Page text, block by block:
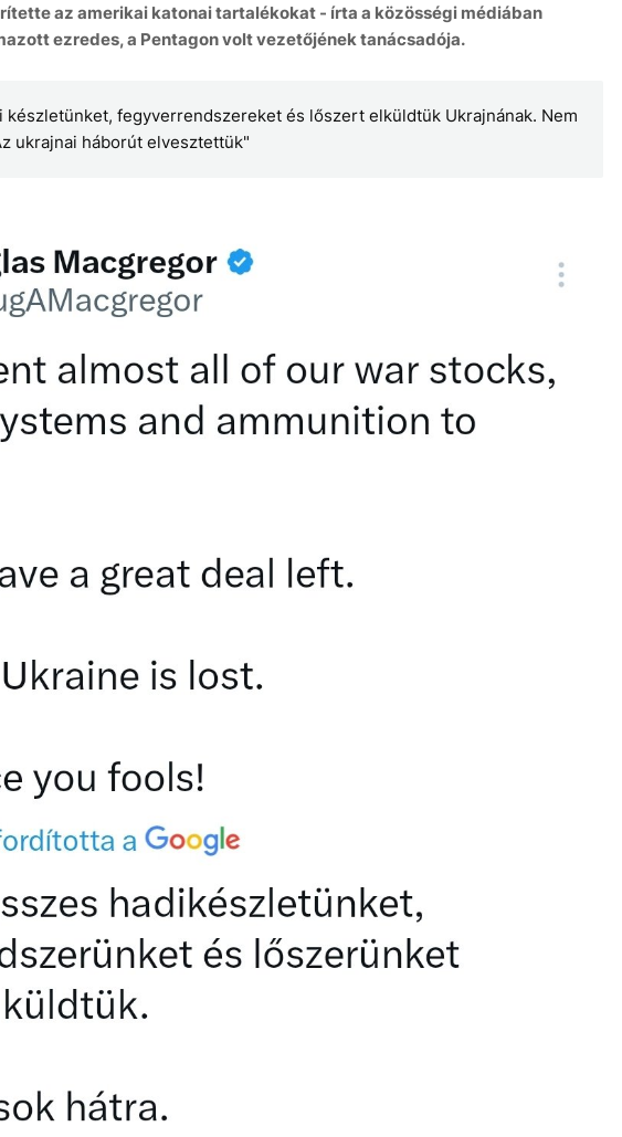
az amerikai katonai tartalékokat - írta a közösségi médiában
ezredes, a Pentagon volt vezetőjének tanácsadója.
készletünket, fegyverrendszereket és lőszert elküldtük Ukrajnának. Nem
ukrajnai háborút elvesztettük"